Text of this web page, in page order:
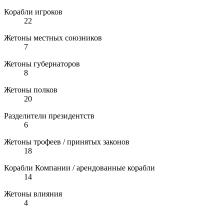
Корабли игроков
22
Жетоны местных союзников
7
Жетоны губернаторов
8
Жетоны полков
20
Разделители президентств
6
Жетоны трофеев / принятых законов
18
Корабли Компании / арендованные корабли
14
Жетоны влияния
4